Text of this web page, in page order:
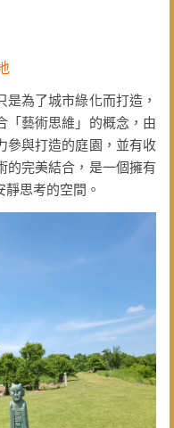
為了城市綠化而打造，
「藝術思維」的概念，由
參與打造的庭園，並有收
的完美結合，是一個擁有
思考的空間。